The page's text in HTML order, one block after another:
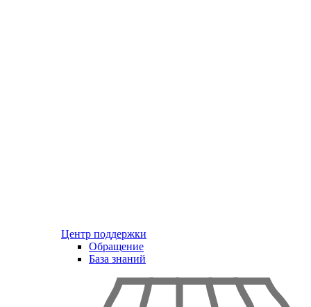
Центр поддержки
Обращение
База знаний